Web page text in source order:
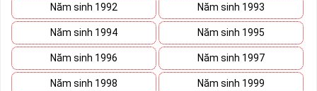
Năm sinh 1992 Năm sinh 1993
Năm sinh 1994 Năm sinh 1995
Năm sinh 1996 Năm sinh 1997
Năm sinh 1998 Năm sinh 1999